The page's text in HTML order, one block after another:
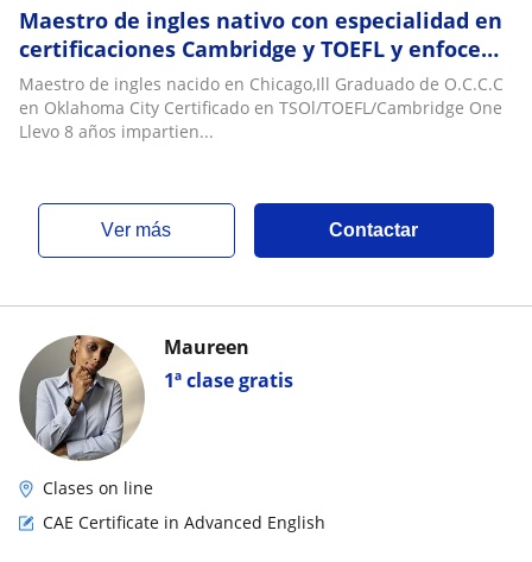
Maestro de ingles nativo con especialidad en
certificaciones Cambridge y TOEFL y enfoce
en English speaking ???
Maestro de ingles nacido en Chicago,Ill Graduado de O.C.C.C
en Oklahoma City Certificado en TSOl/TOEFL/Cambridge One
Llevo 8 años impartien...
ver más Contactar
1ª clase gratis
Maureen
Clases on line
CAE Certificate in Advanced English